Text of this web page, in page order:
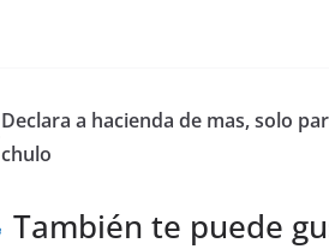
Declara a hacienda de mas, solo
chulo
También te puede